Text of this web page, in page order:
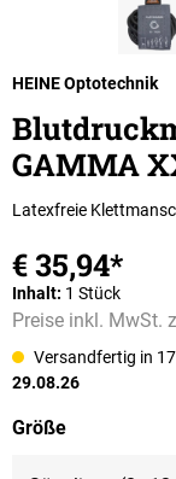
HEINE Optotechnik
GAMMA
Latexfreie
€ 35,94*
Inhalt: 1 Stück
Preise inkl. MwSt.
Versandfertig in
29.08.26
Größeauswählen